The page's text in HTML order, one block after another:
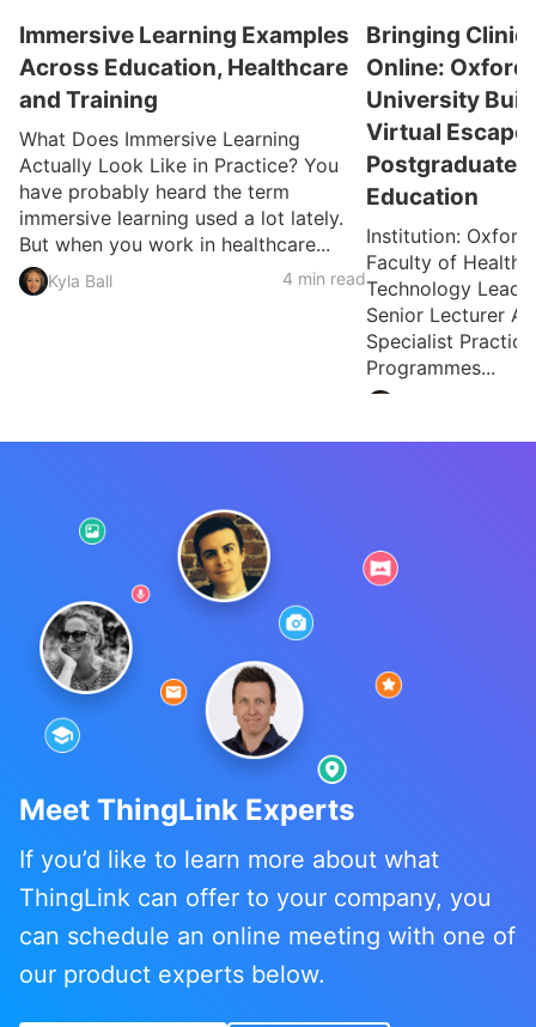
Immersive Learning Examples
Across Education, Healthcare
and Training
What Does Immersive Learning
Actually Look Like in Practice? You
have probably heard the term
immersive learning used a lot lately.
But when you work in healthcare...
Kyla Ball 4 min read
Bringing
Online: Oxford
University
Virtual Escape
Postgraduate
Education
Institution: Oxford
Faculty of Health
Technology Lead:
Senior Lecturer
Specialist
Programmes...
Meet ThingLink Experts
If you’d like to learn more about what
ThingLink can offer to your company, you
can schedule an online meeting with one of
our product experts below.